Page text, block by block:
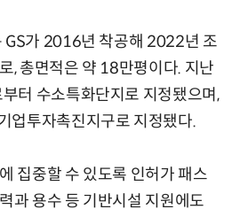
GS가 2016년 착공해 2022년 조
, 총면적은 약 18만평이다. 지난
터 수소특화단지로 지정됐으며,
업투자촉진지구로 지정됐다.
집중할 수 있도록 인허가 패스
과 용수 등 기반시설 지원에도